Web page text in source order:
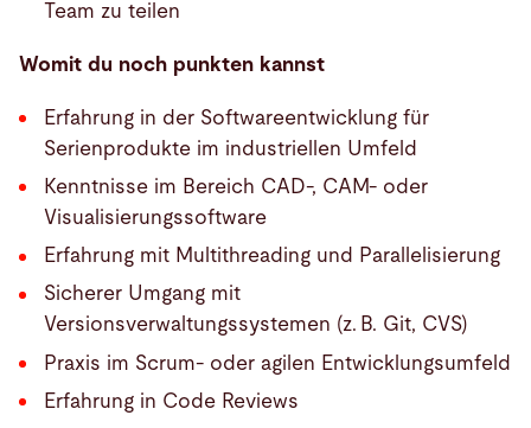
Team zu teilen
Womit du noch punkten kannst
Erfahrung in der Softwareentwicklung für
Serienprodukte im industriellen Umfeld
Kenntnisse im Bereich CAD-, CAM- oder
Visualisierungssoftware
Erfahrung mit Multithreading und Parallelisierung
Sicherer Umgang mit
Versionsverwaltungssystemen (z. B. Git, CVS)
Praxis im Scrum- oder agilen Entwicklungsumfeld
Erfahrung in Code Reviews